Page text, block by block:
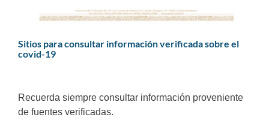
Sitios para consultar información verificada sobre el
covid-19
Recuerda siempre consultar información proveniente
de fuentes verificadas.